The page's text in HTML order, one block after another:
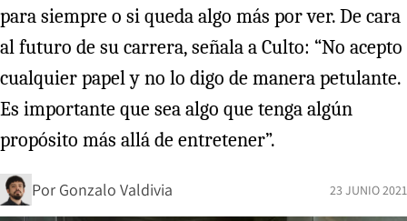
para siempre o si queda algo más por ver. De cara
al futuro de su carrera, señala a Culto: “No acepto
cualquier papel y no lo digo de manera petulante.
Es importante que sea algo que tenga algún
propósito más allá de entretener”.
Por Gonzalo Valdivia 23 JUNIO 2021